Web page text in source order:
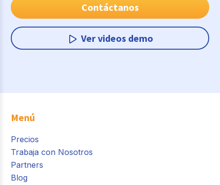
Contáctanos
Ver videos demo
Menú
Precios
Trabaja con Nosotros
Partners
Blog